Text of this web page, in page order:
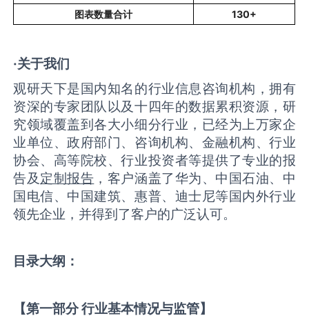
图表数量合计
130+
·关于我们
观研天下是国内知名的行业信息咨询机构，拥有
资深的专家团队以及十四年的数据累积资源，研
究领域覆盖到各大小细分行业，已经为上万家企
业单位、政府部门、咨询机构、金融机构、行业
协会、高等院校、行业投资者等提供了专业的报
告及定制报告 ，客户涵盖了华为、中国石油、中
国电信、中国建筑、惠普、迪士尼等国内外行业
领先企业，并得到了客户的广泛认可。
目录大纲：
【第一部分 行业基本情况与监管】